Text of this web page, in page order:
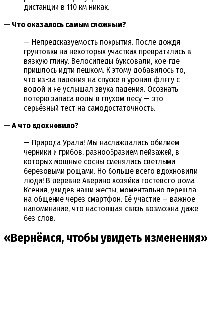
дистанции в 110 км никак.
— Что оказалось самым сложным?
— Непредсказуемость покрытия. После дождя
грунтовки на некоторых участках превратились в
вязкую глину. Велосипеды буксовали, кое-где
пришлось идти пешком. К этому добавилось то,
что из-за падения на спуске я уронил флягу с
водой и не услышал звука падения. Осознать
потерю запаса воды в глухом лесу — это
серьёзный тест на самодостаточность.
— А что вдохновило?
— Природа Урала! Мы наслаждались обилием
черники и грибов, разнообразием пейзажей, в
которых мощные сосны сменялись светлыми
березовыми рощами. Но больше всего вдохновили
люди! В деревне Аверино хозяйка гостевого дома
Ксения, увидев наши жесты, моментально перешла
на общение через смартфон. Её участие — важное
напоминание, что настоящая связь возможна даже
без слов.
«Вернёмся, чтобы увидеть изменения»